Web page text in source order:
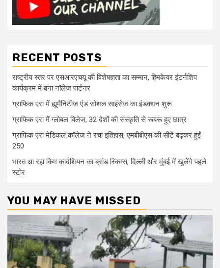
RECENT POSTS
राष्ट्रीय स्तर पर एसआरएचयू की विशेषज्ञता का सम्मान, हिमकेयर इंटर्नशिप
कार्यक्रम में बना नॉलेज पार्टनर
ग्राफिक एरा में ह्यूमैनिटीज एंड सोशल साइंसेज का इंडक्शन शुरू
ग्राफिक एरा में ग्लोबल विलेज, 32 देशों की संस्कृति से रूबरू हुए छात्र
ग्राफिक एरा मेडिकल कॉलेज ने रचा इतिहास, एमबीबीएस की सीटें बढ़कर हुईं
250
भारत आ रहा किम कार्दशियन का ब्रांड स्किम्स, दिल्ली और मुंबई में खुलेंगे पहले
स्टोर
YOU MAY HAVE MISSED